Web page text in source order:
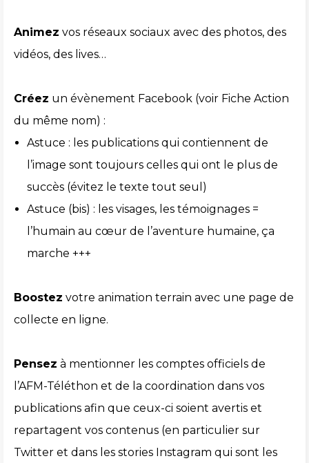
Animez vos réseaux sociaux avec des photos, des
vidéos, des lives…
Créez un évènement Facebook (voir Fiche Action
du même nom) :
Astuce : les publications qui contiennent de
l’image sont toujours celles qui ont le plus de
succès (évitez le texte tout seul)
Astuce (bis) : les visages, les témoignages =
l’humain au cœur de l’aventure humaine, ça
marche +++
Boostez votre animation terrain avec une page de
collecte en ligne.
Pensez à mentionner les comptes officiels de
l’AFM-Téléthon et de la coordination dans vos
publications afin que ceux-ci soient avertis et
repartagent vos contenus (en particulier sur
Twitter et dans les stories Instagram qui sont les